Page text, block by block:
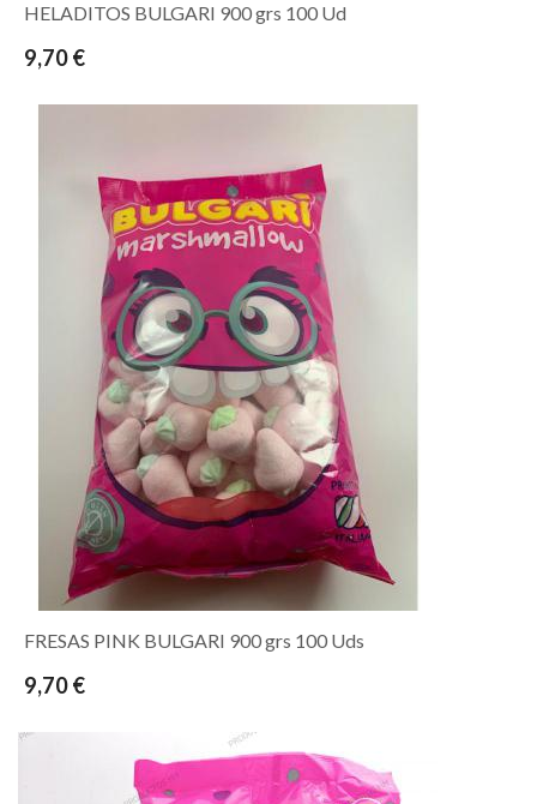
HELADITOS BULGARI 900 grs 100 Ud
9,70 €
FRESAS PINK BULGARI 900 grs 100 Uds
9,70 €